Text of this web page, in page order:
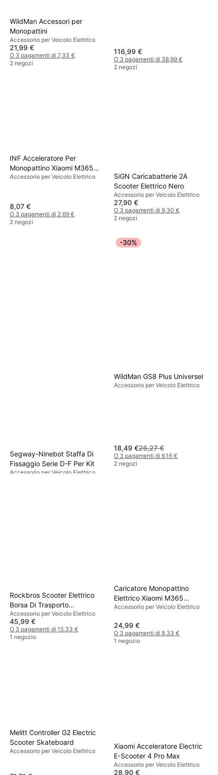
WildMan Accessori per
Monopattini
Accessorio per Veicolo Elettrico
21,99 €
O 3 pagamenti di 7,33 €
2 negozi
116,99 €
O 3 pagamenti di 38,99 €
2 negozi
INF Acceleratore Per
Monopattino Xiaomi M365
Pro
Accessorio per Veicolo Elettrico
8,07 €
O 3 pagamenti di 2,69 €
2 negozi
SiGN Caricabatterie 2A
Scooter Elettrico Nero
Accessorio per Veicolo Elettrico
27,90 €
O 3 pagamenti di 9,30 €
2 negozi
Segway-Ninebot Staffa Di
Fissaggio Serie D-F Per Kit
Accessorio per Veicolo Elettrico
-30%
WildMan GS8 Plus Universel
Accessorio per Veicolo Elettrico
18,49 €26,27 €
O 3 pagamenti di 6,16 €
2 negozi
Rockbros Scooter Elettrico
Borsa Di Trasporto
Impermeabile 3L
Accessorio per Veicolo Elettrico
45,99 €
O 3 pagamenti di 15,33 €
1 negozio
Caricatore Monopattino
Elettrico Xiaomi M365
Ninebot
Accessorio per Veicolo Elettrico
24,99 €
O 3 pagamenti di 8,33 €
1 negozio
Melitt Controller G2 Electric
Scooter Skateboard
Accessorio per Veicolo Elettrico
Xiaomi Acceleratore Electric
E-Scooter 4 Pro Max
Accessorio per Veicolo Elettrico
28,90 €